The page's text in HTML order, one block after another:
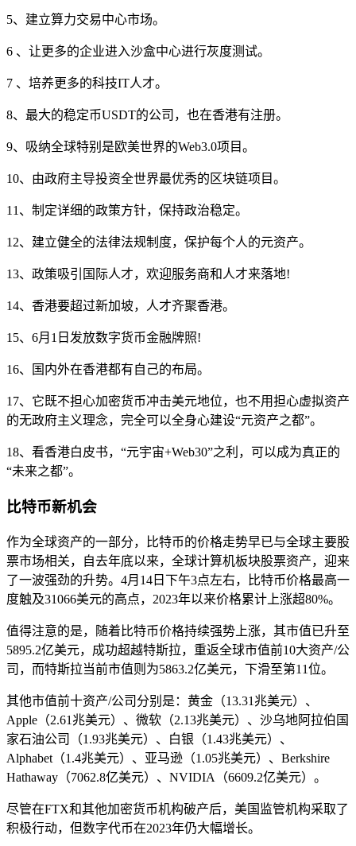
5、建立算力交易中心市场。
6 、让更多的企业进入沙盒中心进行灰度测试。
7 、培养更多的科技IT人才。
8、最大的稳定币USDT的公司，也在香港有注册。
9、吸纳全球特别是欧美世界的Web3.0项目。
10、由政府主导投资全世界最优秀的区块链项目。
11、制定详细的政策方针，保持政治稳定。
12、建立健全的法律法规制度，保护每个人的元资产。
13、政策吸引国际人才，欢迎服务商和人才来落地!
14、香港要超过新加坡，人才齐聚香港。
15、6月1日发放数字货币金融牌照!
16、国内外在香港都有自己的布局。
17、它既不担心加密货币冲击美元地位，也不用担心虚拟资产
的无政府主义理念，完全可以全身心建设“元资产之都”。
18、看香港白皮书，“元宇宙+Web30”之利，可以成为真正的
“未来之都”。
比特币新机会
作为全球资产的一部分，比特币的价格走势早已与全球主要股
票市场相关，自去年底以来，全球计算机板块股票资产，迎来
了一波强劲的升势。4月14日下午3点左右，比特币价格最高一
度触及31066美元的高点，2023年以来价格累计上涨超80%。
值得注意的是，随着比特币价格持续强势上涨，其市值已升至
5895.2亿美元，成功超越特斯拉，重返全球市值前10大资产/公
司，而特斯拉当前市值则为5863.2亿美元，下滑至第11位。
其他市值前十资产/公司分别是：黄金（13.31兆美元）、
Apple（2.61兆美元）、微软（2.13兆美元）、沙乌地阿拉伯国
家石油公司（1.93兆美元）、白银（1.43兆美元）、
Alphabet（1.4兆美元）、亚马逊（1.05兆美元）、Berkshire
Hathaway（7062.8亿美元）、NVIDIA（6609.2亿美元）。
尽管在FTX和其他加密货币机构破产后，美国监管机构采取了
积极行动，但数字代币在2023年仍大幅增长。